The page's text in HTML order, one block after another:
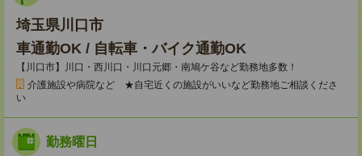
埼玉県川口市
車通勤OK / 自転車・バイク通勤OK
【川口市】川口・西川口・川口元郷・南鳩ケ谷など勤務地多数！
介護施設や病院など ★自宅近くの施設がいいなど勤務地ご相談くださ
い
勤務曜日